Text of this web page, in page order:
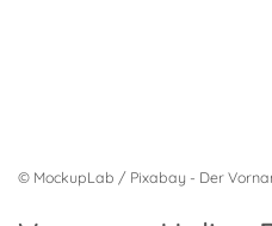
© MockupLab / Pixabay - Der